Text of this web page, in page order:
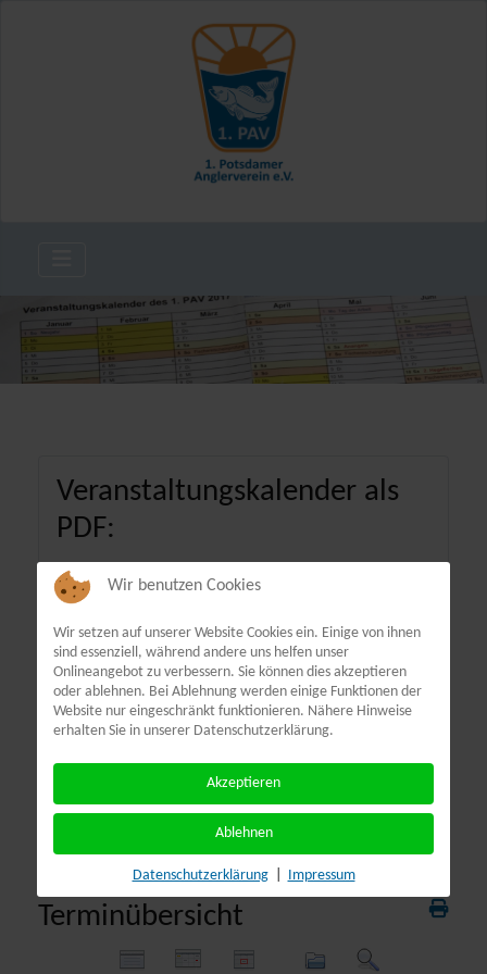
Veranstaltungskalender als
PDF:
Terminübersicht
Wir benutzen Cookies
Wir setzen auf unserer Website Cookies ein. Einige von ihnen
sind essenziell, während andere uns helfen unser
Onlineangebot zu verbessern. Sie können dies akzeptieren
oder ablehnen. Bei Ablehnung werden einige Funktionen der
Website nur eingeschränkt funktionieren. Nähere Hinweise
erhalten Sie in unserer Datenschutzerklärung.
Akzeptieren
Ablehnen
Datenschutzerklärung Impressum